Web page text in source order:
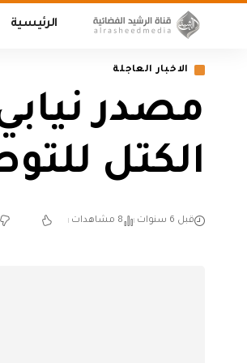
الرئيسية
الاخبار العاجلة
مصدر
الكتل
قبل 6 سنوات 8 مشاهدات